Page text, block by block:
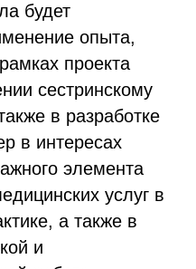
будет
опыта,
проекта
сестринскому
в разработке
в интересах
элемента
услуг в
а также в
и